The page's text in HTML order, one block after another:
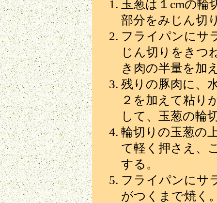
玉葱は１cmの輪
部分をみじん切
フライパンにサ
じん切りをきつ
き肉の半量を加
残りの豚肉に、
２を加えて粘り
して、玉葱の輪
輪切りの玉葱の
て軽く押さえ、
する。
フライパンにサ
がつくまで焼く